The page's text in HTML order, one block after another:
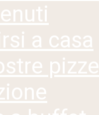
a casa
pizze